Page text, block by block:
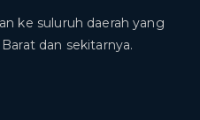
ke suluruh daerah yang
dan sekitarnya.